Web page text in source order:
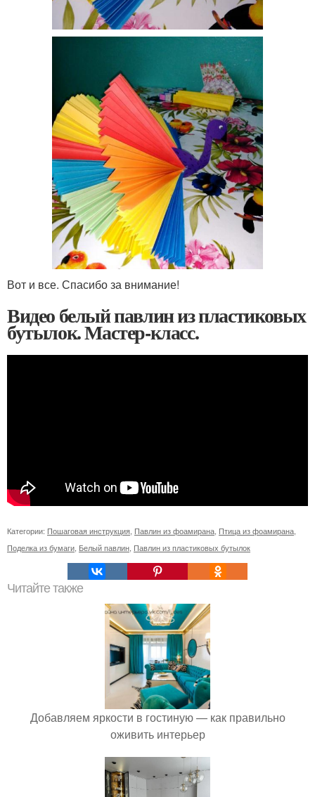
Вот и все. Спасибо за внимание!
Видео белый павлин из пластиковых
бутылок. Мастер-класс.
Категории: Пошаговая инструкция, Павлин из фоамирана, Птица из фоамирана,
Поделка из бумаги, Белый павлин, Павлин из пластиковых бутылок
Читайте также
Добавляем яркости в гостиную — как правильно
оживить интерьер